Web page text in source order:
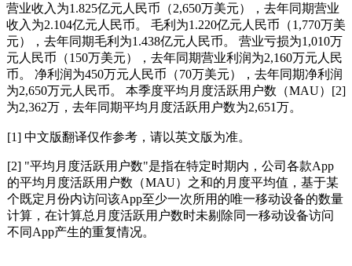
营业收入为1.825亿元人民币（2,650万美元），去年同期营业
收入为2.104亿元人民币。 毛利为1.220亿元人民币（1,770万美
元），去年同期毛利为1.438亿元人民币。 营业亏损为1,010万
元人民币（150万美元），去年同期营业利润为2,160万元人民
币。 净利润为450万元人民币（70万美元），去年同期净利润
为2,650万元人民币。 本季度平均月度活跃用户数（MAU）[2]
为2,362万，去年同期平均月度活跃用户数为2,651万。
[1] 中文版翻译仅作参考，请以英文版为准。
[2] "平均月度活跃用户数"是指在特定时期内，公司各款App
的平均月度活跃用户数（MAU）之和的月度平均值，基于某
个既定月份内访问该App至少一次所用的唯一移动设备的数量
计算，在计算总月度活跃用户数时未剔除同一移动设备访问
不同App产生的重复情况。